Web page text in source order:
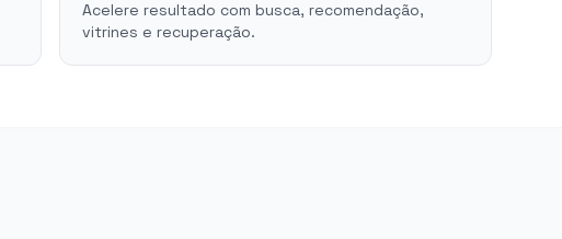
Acelere resultado com busca, recomendação,
vitrines e recuperação.